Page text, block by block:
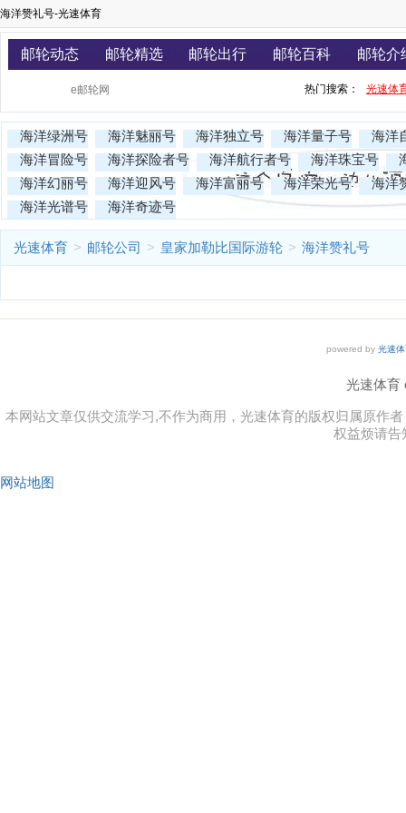
海洋赞礼号-光速体育
邮轮动态 邮轮精选 邮轮出行 邮轮百科 邮轮介
热门搜索： 光速体
海洋绿洲号 海洋魅丽号 海洋独立号 海洋量子号
海洋
海洋冒险号
海洋探险者号 海洋航行者号 海洋珠宝号
海洋幻丽号
海洋迎风号 海洋富丽号 海洋荣光号
海洋
海洋光谱号
海洋奇迹号
光速体育 > 邮轮公司 > 皇家加勒比国际游轮 > 海洋赞礼号
powered by 光速
光速体育
本网站文章仅供交流学习,不作为商用，光速体育的版权归属原作
权益烦请告
网站地图